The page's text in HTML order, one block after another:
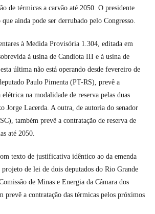
de térmicas a carvão até 2050. O presidente
ainda pode ser derrubado pelo Congresso.
à Medida Provisória 1.304, editada em
à usina de Candiota III e à usina de
última não está operando desde fevereiro de
Paulo Pimenta (PT-RS), prevê a
na modalidade de reserva pelas duas
Jorge Lacerda. A outra, de autoria do senador
também prevê a contratação de reserva de
até 2050.
texto de justificativa idêntico ao da emenda
de lei de dois deputados do Rio Grande
de Minas e Energia da Câmara dos
prevê a contratação das térmicas pelos próximos